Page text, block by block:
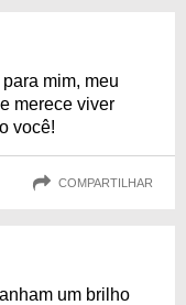
mim, meu
merece viver
você!
COMPARTILHAR
um brilho